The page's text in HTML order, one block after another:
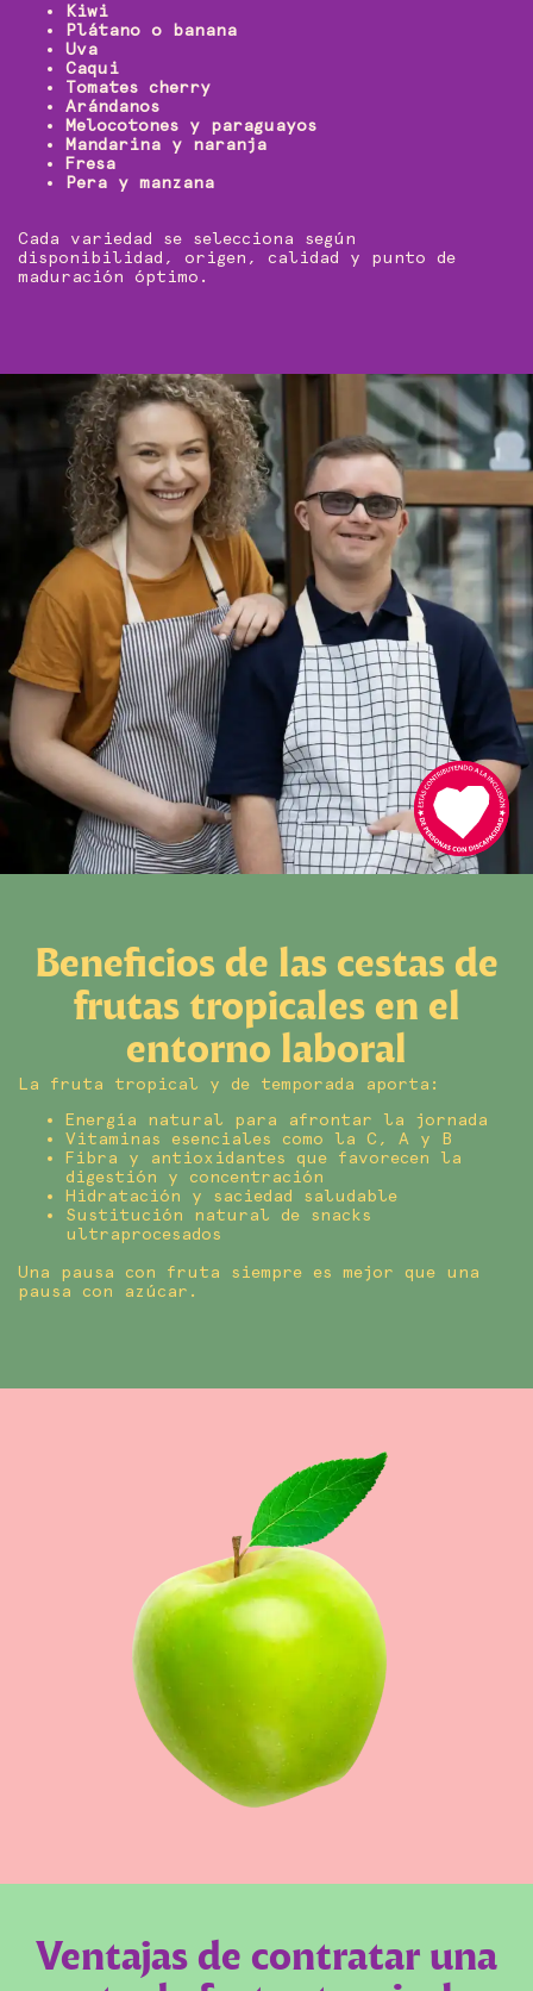
Kiwi
Plátano o banana
Uva
Caqui
Tomates cherry
Arándanos
Melocotones y paraguayos
Mandarina y naranja
Fresa
Pera y manzana
Cada variedad se selecciona según
disponibilidad, origen, calidad y punto de
maduración óptimo.
Beneficios de las cestas de
frutas tropicales en el
entorno laboral
La fruta tropical y de temporada aporta:
Energía natural para afrontar la jornada
Vitaminas esenciales como la C, A y B
Fibra y antioxidantes que favorecen la
digestión y concentración
Hidratación y saciedad saludable
Sustitución natural de snacks
ultraprocesados
Una pausa con fruta siempre es mejor que una
pausa con azúcar.
Ventajas de contratar una